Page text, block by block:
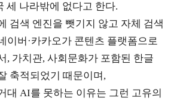
세 나라밖에 없다고 한다.
검색 엔진을 뺏기지 않고 자체 검색
이버·카카오가 콘텐츠 플랫폼으로
, 가치관, 사회문화가 포함된 한글
축적되었기 때문이며,
대 AI를 못하는 이유는 그런 고유의